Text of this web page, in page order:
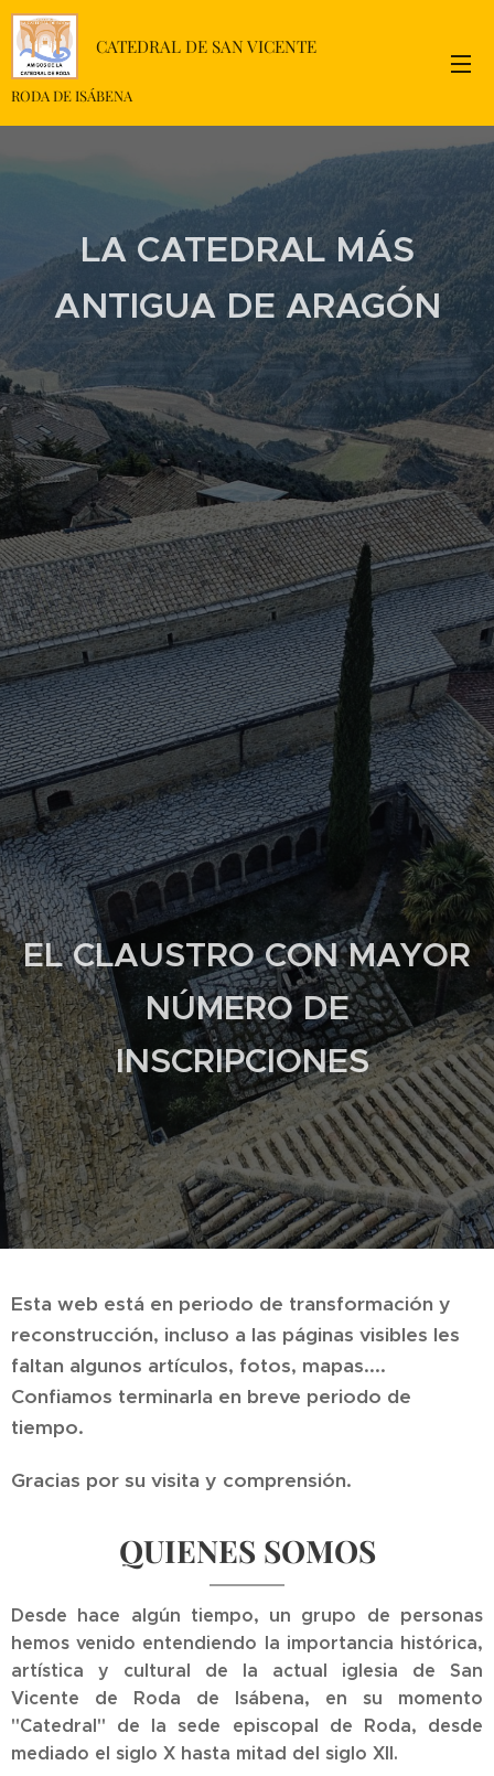
CATEDRAL DE SAN VICENTE
RODA DE ISÁBENA
LA CATEDRAL MÁS
ANTIGUA DE ARAGÓN
EL CLAUSTRO CON MAYOR
NÚMERO DE
INSCRIPCIONES
Esta web está en periodo de transformación y
reconstrucción, incluso a las páginas visibles les
faltan algunos artículos, fotos, mapas....
Confiamos terminarla en breve periodo de
tiempo.
Gracias por su visita y comprensión.
QUIENES SOMOS
Desde hace algún tiempo, un grupo de personas
hemos venido entendiendo la importancia histórica,
artística y cultural de la actual iglesia de San
Vicente de Roda de Isábena, en su momento
"Catedral" de la sede episcopal de Roda, desde
mediado el siglo X hasta mitad del siglo XII.